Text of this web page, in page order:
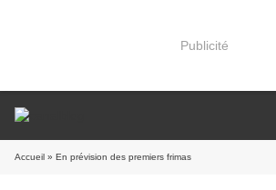
Publicité
Accueil » En prévision des premiers frimas